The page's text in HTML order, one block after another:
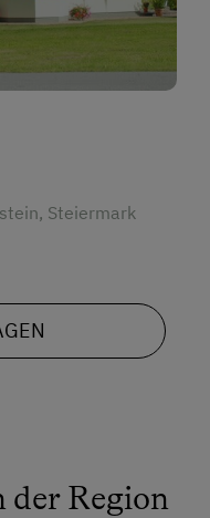
Steiermark
der Region